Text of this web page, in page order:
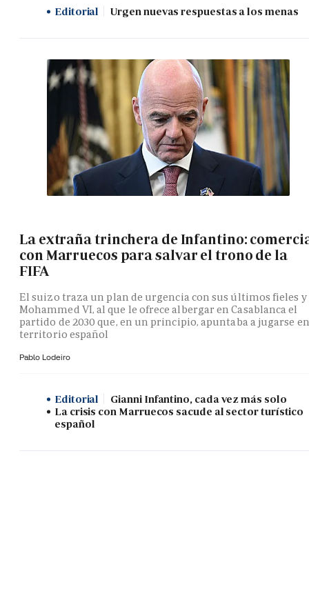
Editorial Urgen nuevas respuestas a los menas
La extraña trinchera de Infantino:
con Marruecos para salvar el trono de la
FIFA
El suizo traza un plan de urgencia con sus últimos fieles y
Mohammed VI, al que le ofrece albergar en Casablanca el
partido de 2030 que, en un principio, apuntaba a jugarse en
territorio español
Pablo Lodeiro
Editorial
Gianni Infantino, cada vez más solo
La crisis con Marruecos sacude al sector turístico
español